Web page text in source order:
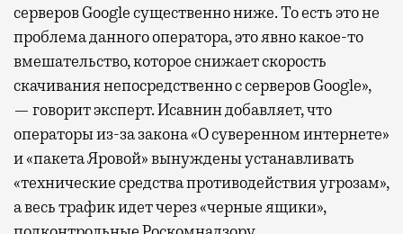
серверов Google существенно ниже. То есть это не
проблема данного оператора, это явно какое-то
вмешательство, которое снижает скорость
скачивания непосредственно с серверов Google»,
— говорит эксперт. Исавнин добавляет, что
операторы из-за закона «О суверенном интернете»
и «пакета Яровой» вынуждены устанавливать
«технические средства противодействия угрозам»,
а весь трафик идет через «черные ящики»,